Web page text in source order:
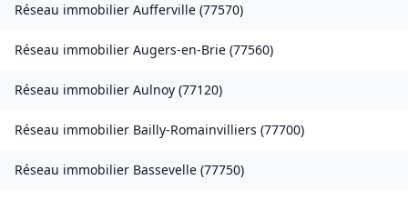
Réseau immobilier Aufferville (77570)
Réseau immobilier Augers-en-Brie (77560)
Réseau immobilier Aulnoy (77120)
Réseau immobilier Bailly-Romainvilliers (77700)
Réseau immobilier Bassevelle (77750)